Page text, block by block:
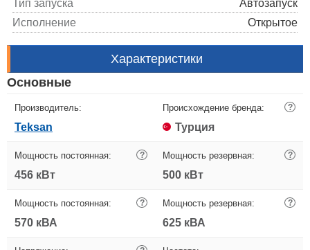
Тип запуска
Автозапуск
Исполнение
Открытое
Характеристики
Основные
Производитель:
Teksan
Происхождение бренда: ?
Турция
Мощность постоянная: ?
456 кВт
Мощность резервная: ?
500 кВт
Мощность постоянная: ?
570 кВА
Мощность резервная: ?
625 кВА